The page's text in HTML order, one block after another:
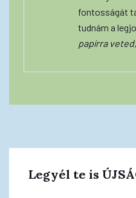
fontosságát
tudnám a
papírra
Legyél te is